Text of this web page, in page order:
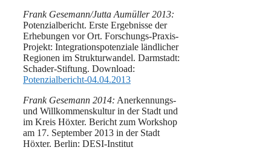
Frank Gesemann/Jutta Aumüller 2013:
Potenzialbericht. Erste Ergebnisse der
Erhebungen vor Ort. Forschungs-Praxis-
Projekt: Integrationspotenziale ländlicher
Regionen im Strukturwandel. Darmstadt:
Schader-Stiftung. Download:
Potenzialbericht-04.04.2013
Frank Gesemann 2014: Anerkennungs-
und Willkommenskultur in der Stadt und
im Kreis Höxter. Bericht zum Workshop
am 17. September 2013 in der Stadt
Höxter. Berlin: DESI-Institut